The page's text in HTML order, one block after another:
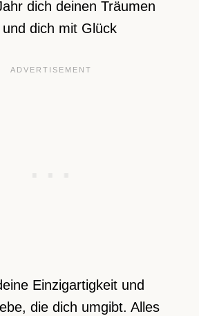
dich deinen Träumen
dich mit Glück
Einzigartigkeit und
die dich umgibt. Alles